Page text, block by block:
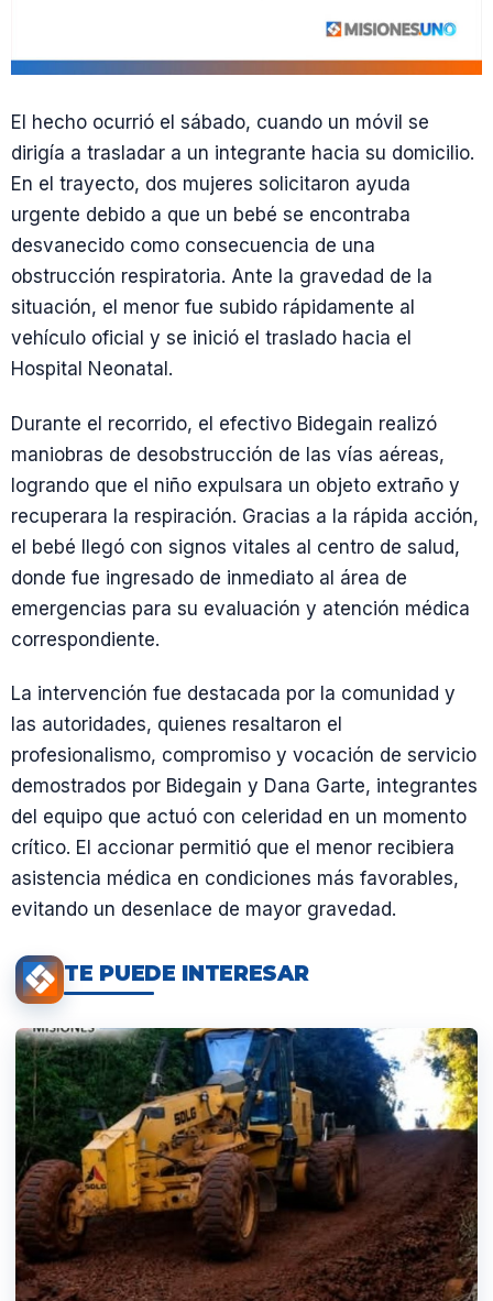
El hecho ocurrió el sábado, cuando un móvil se
dirigía a trasladar a un integrante hacia su domicilio.
En el trayecto, dos mujeres solicitaron ayuda
urgente debido a que un bebé se encontraba
desvanecido como consecuencia de una
obstrucción respiratoria. Ante la gravedad de la
situación, el menor fue subido rápidamente al
vehículo oficial y se inició el traslado hacia el
Hospital Neonatal.
Durante el recorrido, el efectivo Bidegain realizó
maniobras de desobstrucción de las vías aéreas,
logrando que el niño expulsara un objeto extraño y
recuperara la respiración. Gracias a la rápida acción,
el bebé llegó con signos vitales al centro de salud,
donde fue ingresado de inmediato al área de
emergencias para su evaluación y atención médica
correspondiente.
La intervención fue destacada por la comunidad y
las autoridades, quienes resaltaron el
profesionalismo, compromiso y vocación de servicio
demostrados por Bidegain y Dana Garte, integrantes
del equipo que actuó con celeridad en un momento
crítico. El accionar permitió que el menor recibiera
asistencia médica en condiciones más favorables,
evitando un desenlace de mayor gravedad.
TE PUEDE INTERESAR